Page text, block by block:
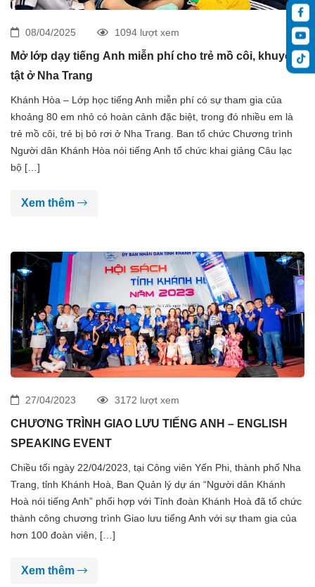
08/04/2025 1094 lượt xem
Mở lớp dạy tiếng Anh miễn phí cho trẻ mồ côi, khuyết
tật ở Nha Trang
Khánh Hòa – Lớp học tiếng Anh miễn phí có sự tham gia của
khoảng 80 em nhỏ có hoàn cảnh đặc biệt, trong đó nhiều em là
trẻ mồ côi, trẻ bị bỏ rơi ở Nha Trang. Ban tổ chức Chương trình
Người dân Khánh Hòa nói tiếng Anh tổ chức khai giảng Câu lạc
bộ […]
Xem thêm
27/04/2023 3172 lượt xem
CHƯƠNG TRÌNH GIAO LƯU TIẾNG ANH – ENGLISH
SPEAKING EVENT
Chiều tối ngày 22/04/2023, tại Công viên Yến Phi, thành phố Nha
Trang, tỉnh Khánh Hoà, Ban Quản lý dự án “Người dân Khánh
Hoà nói tiếng Anh” phối hợp với Tỉnh đoàn Khánh Hoà đã tổ chức
thành công chương trình Giao lưu tiếng Anh với sự tham gia của
hơn 100 đoàn viên, […]
Xem thêm